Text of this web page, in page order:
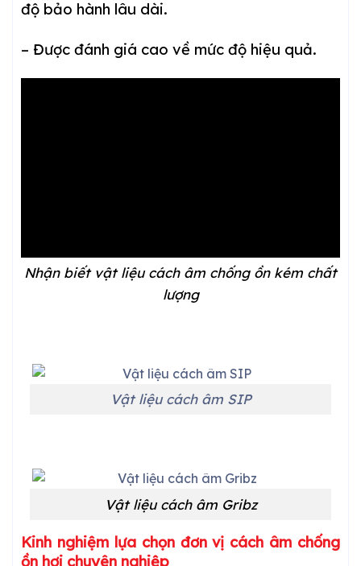
độ bảo hành lâu dài.
– Được đánh giá cao về mức độ hiệu quả.
Nhận biết vật liệu cách âm chống ồn kém chất
lượng
Vật liệu cách âm SIP
Vật liệu cách âm Gribz
Kinh nghiệm lựa chọn đơn vị cách âm chống
ồn hơi chuyên nghiệp